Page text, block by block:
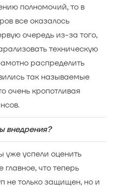
полномочий, то в
все оказалось
очередь из-за того,
техническую
распределить
так называемые
очень кропотливая
внедрения?
уже успели оценить
что теперь
не только защищен, но и